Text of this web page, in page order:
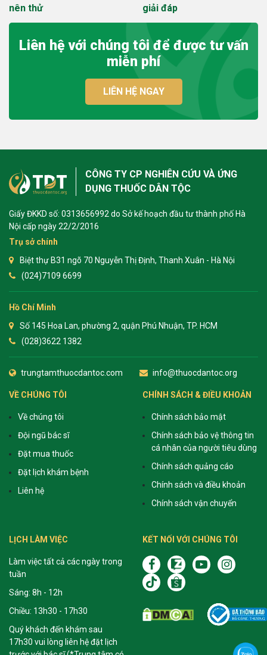
nên thử
giải đáp
Liên hệ với chúng tôi để được tư vấn
miễn phí
LIÊN HỆ NGAY
CÔNG TY CP NGHIÊN CỨU VÀ ỨNG
DỤNG THUỐC DÂN TỘC
Giấy ĐKKD số: 0313656992 do Sở kế hoạch đầu tư thành phố Hà
Nội cấp ngày 22/2/2016
Trụ sở chính
Biệt thự B31 ngõ 70 Nguyễn Thị Định, Thanh Xuân - Hà Nội
(024)7109 6699
Hồ Chí Minh
Số 145 Hoa Lan, phường 2, quận Phú Nhuận, TP. HCM
(028)3622 1382
trungtamthuocdantoc.com info@thuocdantoc.org
VỀ CHÚNG TÔI
Về chúng tôi
Đội ngũ bác sĩ
Đặt mua thuốc
Đặt lịch khám bệnh
Liên hệ
CHÍNH SÁCH & ĐIỀU KHOẢN
Chính sách bảo mật
Chính sách bảo vệ thông tin
cá nhân của người tiêu dùng
Chính sách quảng cáo
Chính sách và điều khoản
Chính sách vận chuyển
LỊCH LÀM VIỆC
Làm việc tất cả các ngày trong
tuần
Sáng: 8h - 12h
Chiều: 13h30 - 17h30
Quý khách đến khám sau
17h30 vui lòng liên hệ đặt lịch
KẾT NỐI VỚI CHÚNG TÔI